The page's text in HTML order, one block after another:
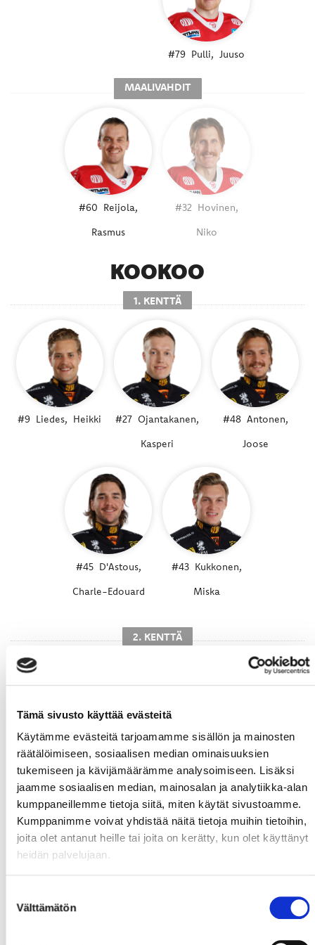
Tämä sivusto käyttää evästeitä
Käytämme evästeitä tarjoamamme sisällön ja mainosten
räätälöimiseen, sosiaalisen median ominaisuuksien
tukemiseen ja kävijämäärämme analysoimiseen. Lisäksi
jaamme sosiaalisen median, mainosalan ja analytiikka-alan
kumppaneillemme tietoja siitä, miten käytät sivustoamme.
Kumppanimme voivat yhdistää näitä tietoja muihin tietoihin,
joita olet antanut heille tai joita on kerätty, kun olet käyttänyt
heidän palvelujaan.
valinta
Välttämätön
#79 Pulli, Juuso
MAALIVAHDIT
#60 Reijola,
Rasmus
#32 Hovinen,
Niko
KOOKOO
1. KENTTÄ
#9 Liedes, Heikki #27 Ojantakanen,
Kasperi
#48 Antonen,
Joose
#45 D'Astous,
Charle-Edouard
#43 Kukkonen,
Miska
2. KENTTÄ
#22 Molin, Emil #18 Ottosson,
#91 Andersson,